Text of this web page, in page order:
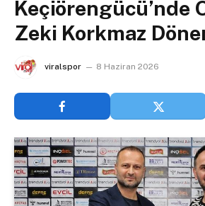
Keçiörengücü’nde
Zeki Korkmaz
viralspor 8 Haziran 2026